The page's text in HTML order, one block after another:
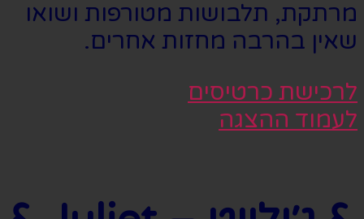
מרתקת, תלבושות מטורפות ושואו
שאין בהרבה מחזות אחרים.
לרכישת כרטיסים
לעמוד ההצגה